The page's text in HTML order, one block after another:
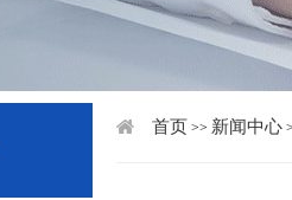
首页 >> 新闻中心